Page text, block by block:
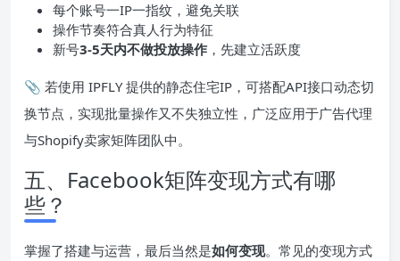
每个账号一IP一指纹，避免关联
操作节奏符合真人行为特征
新号3-5天内不做投放操作 ，先建立活跃度
📎 若使用 IPFLY 提供的静态住宅IP，可搭配API接口动态切
换节点，实现批量操作又不失独立性，广泛应用于广告代理
与Shopify卖家矩阵团队中。
五、Facebook矩阵变现方式有哪
些？
掌握了搭建与运营，最后当然是如何变现。常见的变现方式